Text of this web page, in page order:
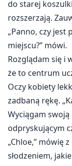
do starej
rozszerzają.
„Panno, czy jest
miejscu?” mówi.
Rozglądam się i
że to centrum
Oczy kobiety
zadbaną rękę.
Wyciągam
odpryskującym
„Chloe,” mówię
słodzeniem,